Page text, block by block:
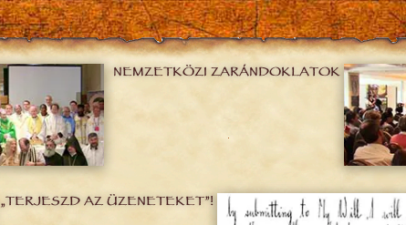
NEMZETKÖZI ZARÁNDOKLATOK
„TERJESZD AZ ÜZENETEKET”!